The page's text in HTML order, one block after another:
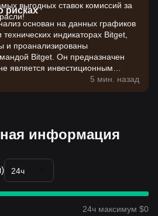
выгодных ставок комиссий за
рисках
основан на данных графиков
индикаторах Bitget,
и проанализированы
Bitget. Он предназначен
является инвестиционным
отличаются высокой
инвестиционные решения
5 мин. назад
информация
24ч
24ч максимум $0